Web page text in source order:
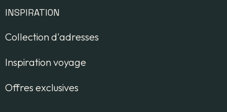
INSPIRATION
Collection d'adresses
Inspiration voyage
Offres exclusives